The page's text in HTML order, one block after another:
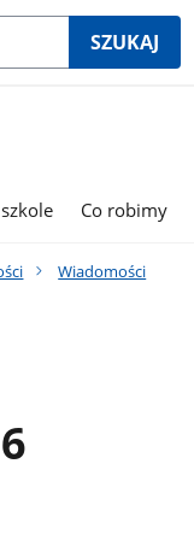
SZUKAJ
Co robimy
Wiadomości